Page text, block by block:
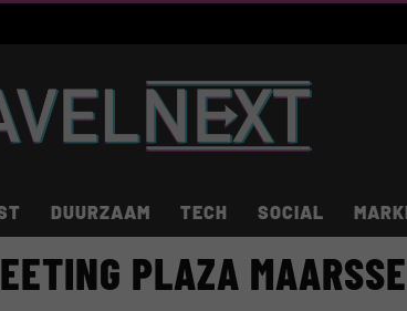
DUURZAAM TECH SOCIAL
PLAZA